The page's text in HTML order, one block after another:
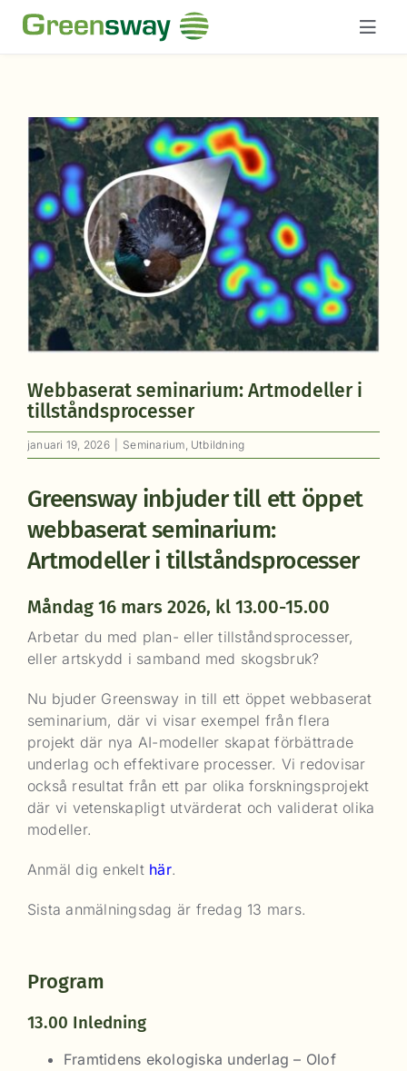
Fortsätt
Webbaserat seminarium: Artmodeller i
tillståndsprocesser
januari 19, 2026 Seminarium Utbildning
Greensway inbjuder till ett öppet
webbaserat seminarium:
Artmodeller i tillståndsprocesser
Måndag 16 mars 2026, kl 13.00-15.00
Arbetar du med plan- eller tillståndsprocesser,
eller artskydd i samband med skogsbruk?
Nu bjuder Greensway in till ett öppet webbaserat
seminarium, där vi visar exempel från flera
projekt där nya AI-modeller skapat förbättrade
underlag och effektivare processer. Vi redovisar
också resultat från ett par olika forskningsprojekt
där vi vetenskapligt utvärderat och validerat olika
modeller.
Anmäl dig enkelt här.
Sista anmälningsdag är fredag 13 mars.
Program
13.00 Inledning
Framtidens ekologiska underlag – Olof